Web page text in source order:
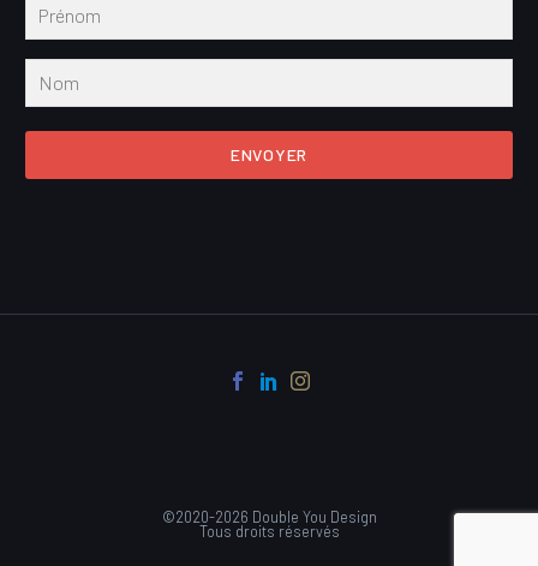
ENVOYER
©2020-2026 Double You Design
Tous droits réservés